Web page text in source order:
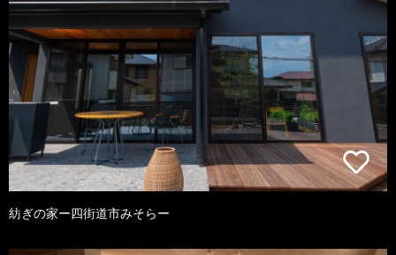
紡ぎの家ー四街道市みそらー